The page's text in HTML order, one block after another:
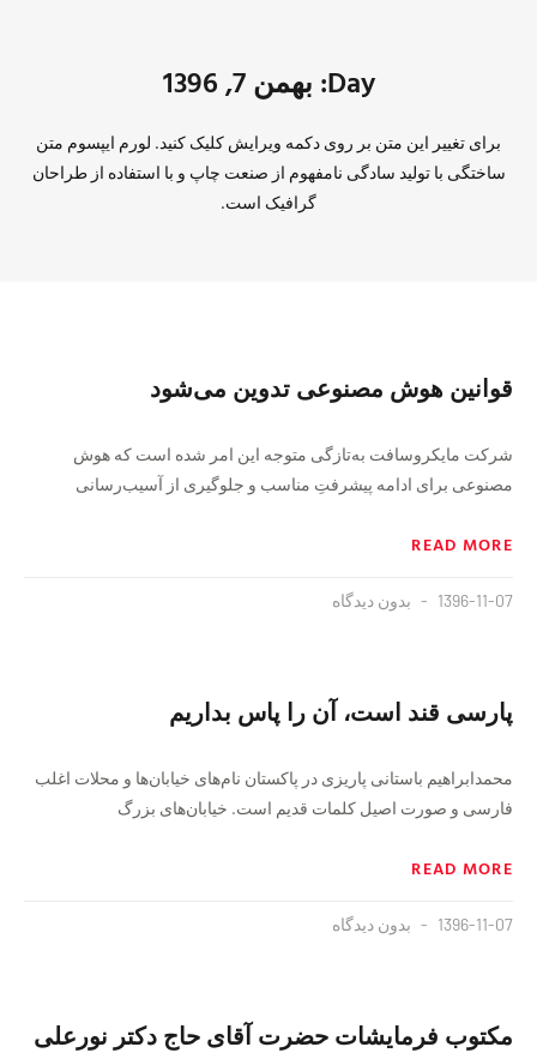
Day: بهمن 7, 1396
برای تغییر این متن بر روی دکمه ویرایش کلیک کنید. لورم ایپسوم متن
ساختگی با تولید سادگی نامفهوم از صنعت چاپ و با استفاده از طراحان
گرافیک است.
قوانین هوش مصنوعی تدوين می‌شود
شرکت مایکروسافت به‌تازگی متوجه این امر شده است که هوش
مصنوعی برای ادامه پیشرفتِ مناسب و جلوگیری از آسیب‌رسانی
READ MORE
1396-11-07 بدون دیدگاه
پارسی قند است، آن را پاس بداریم
محمدابراهيم باستانی پاريزی در پاكستان نام‌های خيابان‌ها و محلات اغلب
فارسی و صورت اصيل كلمات قديم است. خيابان‌های بزرگ
READ MORE
1396-11-07 بدون دیدگاه
مکتوب فرمایشات حضرت آقای حاج دکتر نورعلی